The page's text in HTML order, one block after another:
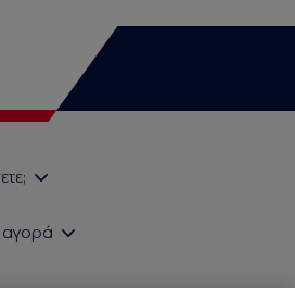
αγορά